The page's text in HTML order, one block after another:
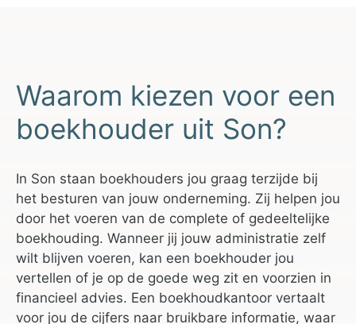
Waarom kiezen voor een
boekhouder uit Son?
In Son staan boekhouders jou graag terzijde bij
het besturen van jouw onderneming. Zij helpen jou
door het voeren van de complete of gedeeltelijke
boekhouding. Wanneer jij jouw administratie zelf
wilt blijven voeren, kan een boekhouder jou
vertellen of je op de goede weg zit en voorzien in
financieel advies. Een boekhoudkantoor vertaalt
voor jou de cijfers naar bruikbare informatie, waar